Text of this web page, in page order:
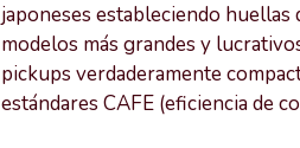
japoneses estableciendo huellas
modelos más grandes y
pickups verdaderamente
estándares CAFE (eficiencia de